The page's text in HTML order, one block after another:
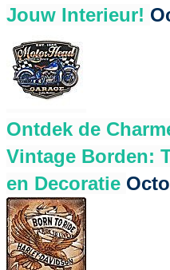
Jouw Interieur!
Ontdek de
Vintage Borden:
en Decoratie